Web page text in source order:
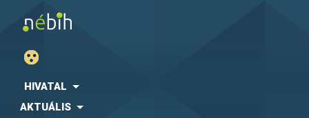
HIVATAL
AKTUÁLIS